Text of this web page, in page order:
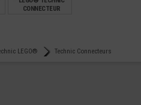
CONNECTEUR
LEGO®
Technic Connecteurs